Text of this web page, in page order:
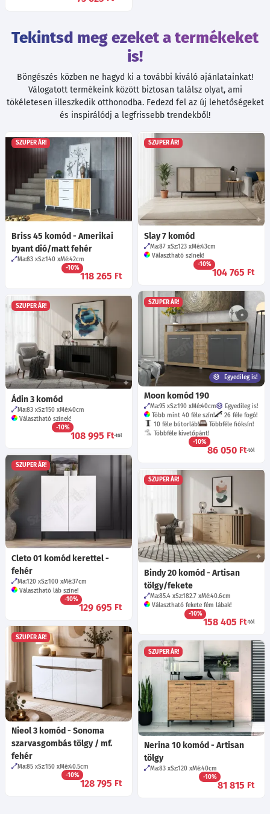
Tekintsd meg ezeket a termékeket
is!
Böngészés közben ne hagyd ki a további kiváló ajánlatainkat!
Válogatott termékeink között biztosan találsz olyat, ami
tökéletesen illeszkedik otthonodba. Fedezd fel az új lehetőségeket
és inspirálódj a legfrissebb trendekből!
SZUPER ÁR!
Briss 45 komód - Amerikai
byant dió/matt fehér
Ma:83 Sz:140 Mé:42cm
-10%
118 265 Ft
SZUPER ÁR!
Slay 7 komód
Ma:87 Sz:123 Mé:43cm
Választható színek!
-10%
104 765 Ft
SZUPER ÁR!
Egyedileg is!
Moon komód 190
Ma:95 Sz:190 Mé:40cm
Egyedileg is!
Több mint 40 féle szín!
26 féle fogó!
10 féle bútorláb!
Többféle fióksín!
Többféle kivetőpánt!
-10%
86 050 Ft-tól
SZUPER ÁR!
Ádin 3 komód
Ma:83 Sz:150 Mé:40cm
Választható színek!
-10%
108 995 Ft-tól
SZUPER ÁR!
Cleto 01 komód kerettel -
fehér
Ma:120 Sz:100 Mé:37cm
Választható láb színe!
-10%
129 695 Ft
SZUPER ÁR!
Bindy 20 komód - Artisan
tölgy/fekete
Ma:85.4 Sz:182.7 Mé:40.6cm
Választható fekete fém lábak!
-10%
158 405 Ft-tól
SZUPER ÁR!
Nieol 3 komód - Sonoma
szarvasgombás tölgy / mf.
fehér
Ma:85 Sz:150 Mé:40.5cm
-10%
128 795 Ft
SZUPER ÁR!
Nerina 10 komód - Artisan
tölgy
Ma:83 Sz:120 Mé:40cm
-10%
81 815 Ft